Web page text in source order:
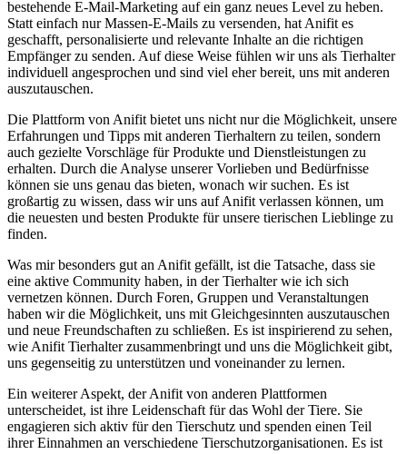
bestehende E-Mail-Marketing auf ein ganz neues Level zu heben.
Statt einfach nur Massen-E-Mails zu versenden, ‍hat Anifit es
geschafft, ⁣personalisierte und relevante Inhalte an die ⁢richtigen
Empfänger zu ⁢senden. Auf diese Weise fühlen⁤ wir uns als Tierhalter
individuell angesprochen und sind viel eher bereit,‍ uns mit anderen
auszutauschen.
Die Plattform von Anifit bietet uns nicht nur die​ Möglichkeit, unsere
Erfahrungen ‌und ‌Tipps mit anderen Tierhaltern zu teilen, sondern
auch gezielte Vorschläge für Produkte und Dienstleistungen zu
‌erhalten. Durch die Analyse ​unserer Vorlieben und Bedürfnisse
können sie uns genau das bieten, wonach wir suchen. Es ist
großartig zu wissen, dass wir uns⁣ auf Anifit verlassen können, um
die neuesten und besten​ Produkte für unsere tierischen ⁤Lieblinge zu
finden.
Was mir‌ besonders gut an ​Anifit⁤ gefällt, ist die Tatsache, dass sie
eine aktive Community haben, in der Tierhalter wie ich sich
vernetzen können. Durch Foren, ⁣Gruppen und Veranstaltungen
haben wir die Möglichkeit, uns mit Gleichgesinnten auszutauschen
und neue Freundschaften zu schließen. ⁤Es ist inspirierend zu sehen,​
wie Anifit Tierhalter zusammenbringt ‍und uns die Möglichkeit gibt,
uns gegenseitig zu unterstützen⁢ und voneinander zu lernen.
Ein weiterer Aspekt, der Anifit ‍von anderen⁤ Plattformen⁤
unterscheidet, ist ihre Leidenschaft für das Wohl der Tiere. Sie
⁢engagieren sich aktiv für den Tierschutz und spenden einen Teil
ihrer Einnahmen an verschiedene Tierschutzorganisationen.​ Es ist